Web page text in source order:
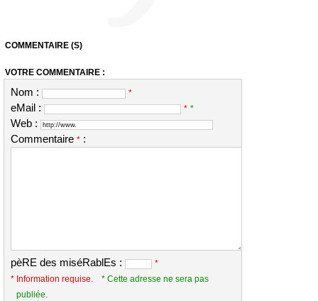
COMMENTAIRE (S)
VOTRE COMMENTAIRE :
Nom : *
eMail : * *
Web :
Commentaire * :
pèRE des miséRablEs :
*
* Information requise.
* Cette adresse ne sera pas
publiée.